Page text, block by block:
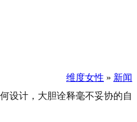
维度女性 » 新闻
设计，大胆诠释毫不妥协的自